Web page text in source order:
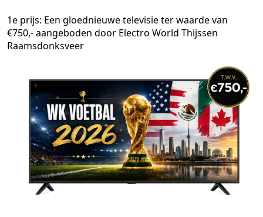
1e prijs: Een gloednieuwe televisie ter waarde van
€750,- aangeboden door Electro World Thijssen
Raamsdonksveer